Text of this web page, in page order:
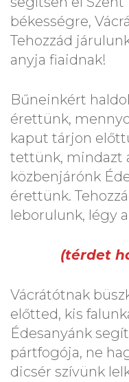
békességre,
Tehozzád
anyja fiaidnak!
Bűneinkért
érettünk,
kaput tárjon
tettünk, mindazt
közbenjárónk
érettünk.
leborulunk, légy
(térdet
Vácrátótnak
előtted, kis
Édesanyánk
pártfogója, ne
dicsér szívünk